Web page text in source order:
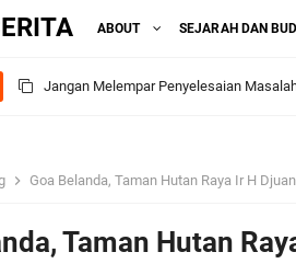
ABOUT SEJARAH DAN
Stop Menormalisasi Politik Kantor
Asuransi Kesehatan; Lini Bisnis
Goa Belanda, Taman Hutan Raya Ir H
Taman Hutan